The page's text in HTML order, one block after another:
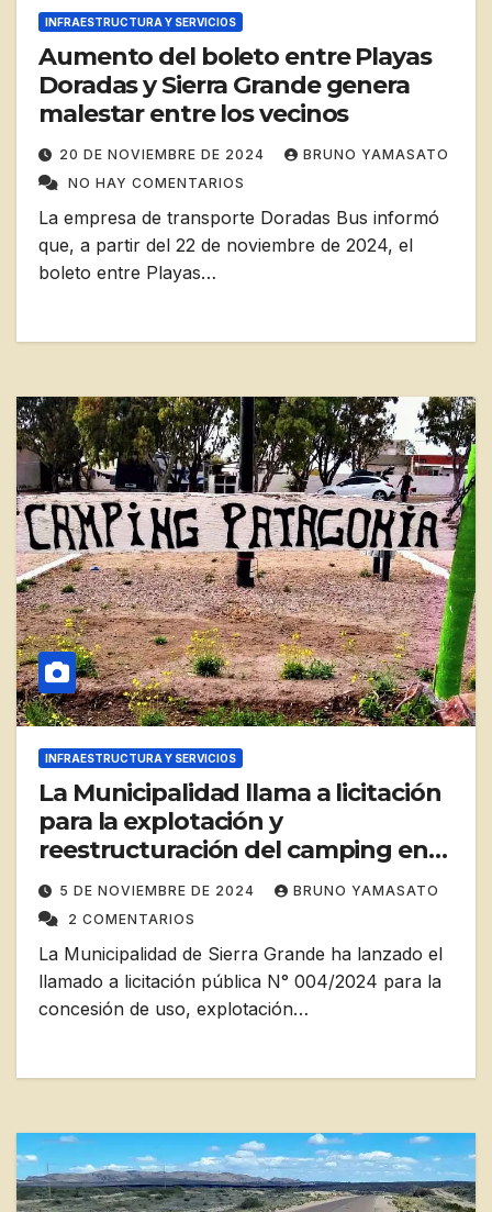
INFRAESTRUCTURA Y SERVICIOS
Aumento del boleto entre Playas
Doradas y Sierra Grande genera
malestar entre los vecinos
20 DE NOVIEMBRE DE 2024
BRUNO YAMASATO
NO HAY COMENTARIOS
La empresa de transporte Doradas Bus informó
que, a partir del 22 de noviembre de 2024, el
boleto entre Playas…
INFRAESTRUCTURA Y SERVICIOS
La Municipalidad llama a licitación
para la explotación y
reestructuración del camping en
Playas Doradas
5 DE NOVIEMBRE DE 2024
BRUNO YAMASATO
2 COMENTARIOS
La Municipalidad de Sierra Grande ha lanzado el
llamado a licitación pública N° 004/2024 para la
concesión de uso, explotación…